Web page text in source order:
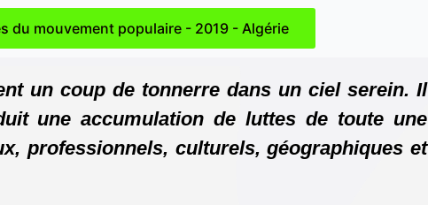
du mouvement populaire - 2019 - Algérie
un coup de tonnerre dans un ciel serein. Il
une accumulation de luttes de toute une
professionnels, culturels, géographiques et